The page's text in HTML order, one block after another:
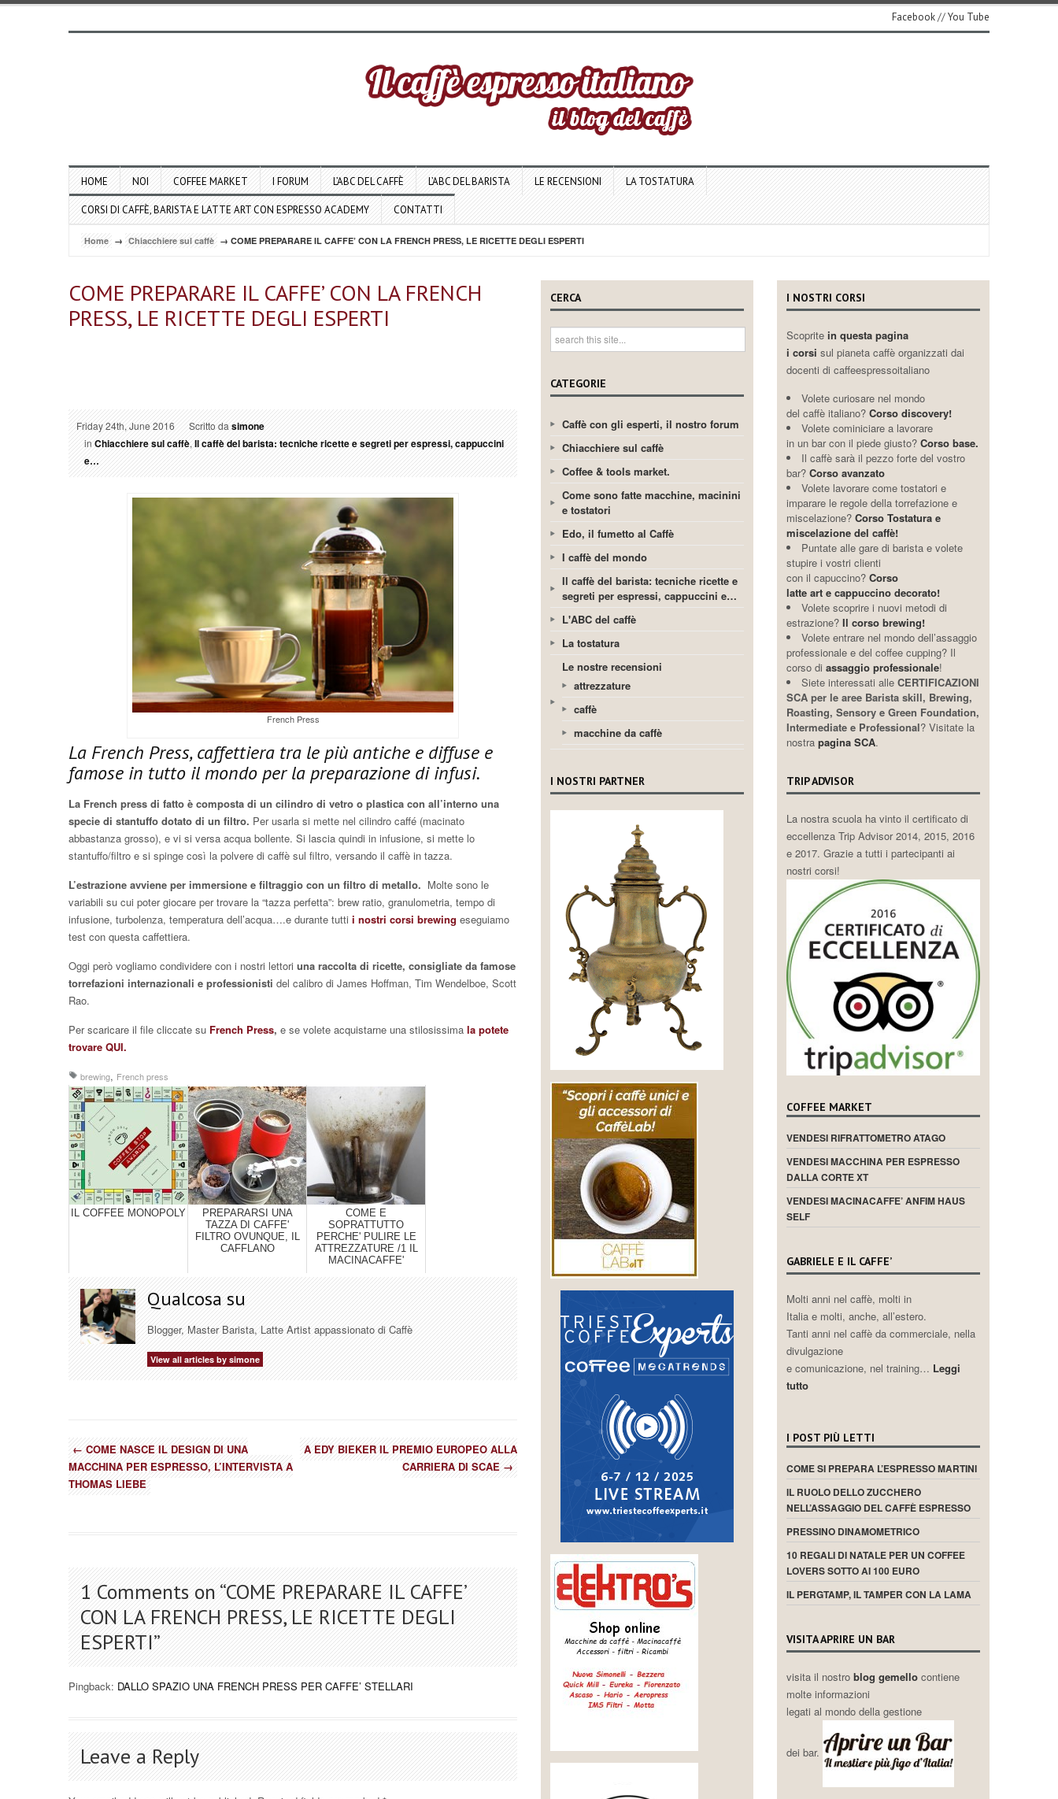
Facebook//You Tube
HOME NOI COFFEE MARKET I FORUM L’ABC DEL CAFFÈ L’ABC DEL BARISTA LE RECENSIONI LA TOSTATURA
CORSI DI CAFFÈ, BARISTA E LATTE ART CON ESPRESSO ACADEMY CONTATTI
Home → Chiacchiere sul caffè → COME PREPARARE IL CAFFE’ CON LA FRENCH PRESS, LE RICETTE DEGLI ESPERTI
COME PREPARARE IL CAFFE’ CON LA FRENCH
PRESS, LE RICETTE DEGLI ESPERTI
Friday 24th, June 2016 Scritto dasimone
inChiacchiere sul caffè,Il caffè del barista: tecniche ricette e segreti per espressi, cappuccini
e…
French Press
La French Press, caffettiera tra le più antiche e diffuse e
famose in tutto il mondo per la preparazione di infusi.
La French press di fatto è composta di un cilindro di vetro o plastica con all’interno una
specie di stantuffo dotato di un filtro. Per usarla si mette nel cilindro caffé (macinato
abbastanza grosso), e vi si versa acqua bollente. Si lascia quindi in infusione, si mette lo
stantuffo/filtro e si spinge così la polvere di caffè sul filtro, versando il caffè in tazza.
L’estrazione avviene per immersione e filtraggio con un filtro di metallo. Molte sono le
variabili su cui poter giocare per trovare la “tazza perfetta”: brew ratio, granulometria, tempo di
infusione, turbolenza, temperatura dell’acqua….e durante tutti i nostri corsi brewing eseguiamo
test con questa caffettiera.
Oggi però vogliamo condividere con i nostri lettori una raccolta di ricette, consigliate da famose
torrefazioni internazionali e professionisti del calibro di James Hoffman, Tim Wendelboe, Scott
Rao.
Per scaricare il file cliccate su French Press, e se volete acquistarne una stilosissima la potete
trovare QUI.
brewing, French press
IL COFFEE MONOPOLY
PREPARARSI UNA
TAZZA DI CAFFE'
FILTRO OVUNQUE, IL
CAFFLANO
COME E
SOPRATTUTTO
PERCHE' PULIRE LE
ATTREZZATURE /1 IL
MACINACAFFE'
Qualcosa su
Blogger, Master Barista, Latte Artist appassionato di Caffè
View all articles by simone
←COME NASCE IL DESIGN DI UNA
MACCHINA PER ESPRESSO, L’INTERVISTA A
THOMAS LIEBE
A EDY BIEKER IL PREMIO EUROPEO ALLA
CARRIERA DI SCAE→
1 Comments on “COME PREPARARE IL CAFFE’
CON LA FRENCH PRESS, LE RICETTE DEGLI
ESPERTI”
Pingback: DALLO SPAZIO UNA FRENCH PRESS PER CAFFE’ STELLARI
Leave a Reply
CERCA
CATEGORIE
Caffè con gli esperti, il nostro forum
Chiacchiere sul caffè
Coffee & tools market.
Come sono fatte macchine, macinini
e tostatori
Edo, il fumetto al Caffè
I caffè del mondo
Il caffè del barista: tecniche ricette e
segreti per espressi, cappuccini e…
L'ABC del caffè
La tostatura
Le nostre recensioni
attrezzature
caffè
macchine da caffè
I NOSTRI PARTNER
I NOSTRI CORSI
Scoprite in questa pagina
i corsi sul pianeta caffè organizzati dai
docenti di caffeespressoitaliano
Volete curiosare nel mondo
del caffè italiano?Corso discovery!
Volete cominiciare a lavorare
in un bar con il piede giusto? Corso base.
Il caffè sarà il pezzo forte del vostro
bar? Corso avanzato
Volete lavorare come tostatori e
imparare le regole della torrefazione e
miscelazione? Corso Tostatura e
miscelazione del caffè!
Puntate alle gare di barista e volete
stupire i vostri clienti
con il capuccino? Corso
latte art e cappuccino decorato!
Volete scoprire i nuovi metodi di
estrazione? Il corso brewing!
Volete entrare nel mondo dell’assaggio
professionale e del coffee cupping? Il
corso di assaggio professionale!
Siete interessati alle CERTIFICAZIONI
SCA per le aree Barista skill, Brewing,
Roasting, Sensory e Green Foundation,
Intermediate e Professional? Visitate la
nostra pagina SCA.
TRIP ADVISOR
La nostra scuola ha vinto il certificato di
eccellenza Trip Advisor 2014, 2015, 2016
e 2017. Grazie a tutti i partecipanti ai
nostri corsi!
COFFEE MARKET
VENDESI RIFRATTOMETRO ATAGO
VENDESI MACCHINA PER ESPRESSO
DALLA CORTE XT
VENDESI MACINACAFFE’ ANFIM HAUS
SELF
GABRIELE E IL CAFFE’
Molti anni nel caffè, molti in
Italia e molti, anche, all’estero.
Tanti anni nel caffè da commerciale, nella
divulgazione
e comunicazione, nel training… Leggi
tutto
I POST PIÙ LETTI
COME SI PREPARA L’ESPRESSO MARTINI
IL RUOLO DELLO ZUCCHERO
NELL’ASSAGGIO DEL CAFFÈ ESPRESSO
PRESSINO DINAMOMETRICO
10 REGALI DI NATALE PER UN COFFEE
LOVERS SOTTO AI 100 EURO
IL PERGTAMP, IL TAMPER CON LA LAMA
VISITA APRIRE UN BAR
visita il nostro blog gemello contiene
molte informazioni
legati al mondo della gestione
dei bar.